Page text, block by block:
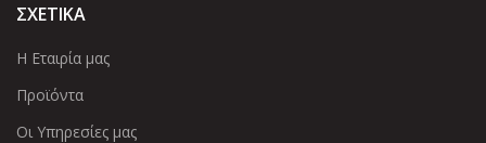
ΣΧΕΤΙΚΑ
Η Εταιρία μας
Προϊόντα
Οι Υπηρεσίες μας